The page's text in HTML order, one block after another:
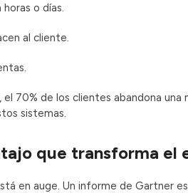
o días.
al cliente.
70% de los clientes abandona una
sistemas.
que transforma el
en auge. Un informe de Gartner